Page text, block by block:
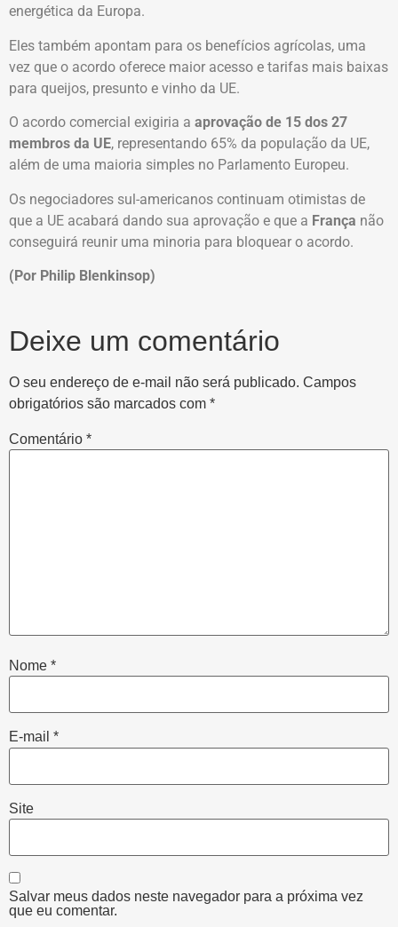
energética da Europa.
Eles também apontam para os benefícios agrícolas, uma
vez que o acordo oferece maior acesso e tarifas mais baixas
para queijos, presunto e vinho da UE.
O acordo comercial exigiria a aprovação de 15 dos 27
membros da UE, representando 65% da população da UE,
além de uma maioria simples no Parlamento Europeu.
Os negociadores sul-americanos continuam otimistas de
que a UE acabará dando sua aprovação e que a França não
conseguirá reunir uma minoria para bloquear o acordo.
(Por Philip Blenkinsop)
Deixe um comentário
O seu endereço de e-mail não será publicado. Campos
obrigatórios são marcados com *
Comentário *
Nome *
E-mail *
Site
Salvar meus dados neste navegador para a próxima vez
que eu comentar.